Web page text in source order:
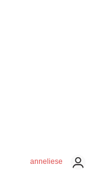
anneliese